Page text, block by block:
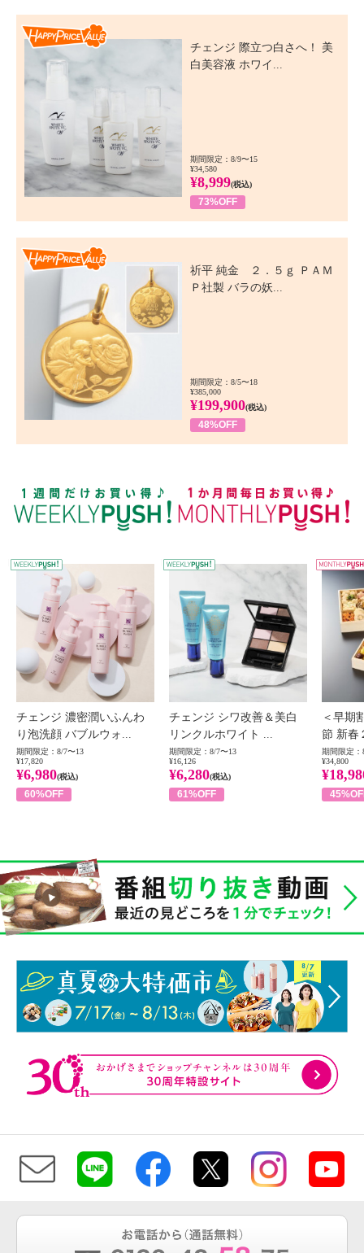
チェンジ 際立つ白さへ！ 美
白美容液 ホワイ...
期間限定：8/9〜15
¥34,580
¥8,999(税込)
73%OFF
祈平 純金 ２．５ｇ ＰＡＭ
Ｐ社製 バラの妖...
期間限定：8/5〜18
¥385,000
¥199,900(税込)
48%OFF
WEEKLY PUSH
チェンジ 濃密潤いふんわ
り泡洗顔 バブルウォ...
期間限定：8/7〜13
¥17,820
¥6,980(税込)
60%OFF
チェンジ シワ改善＆美白
リンクルホワイト ...
期間限定：8/7〜13
¥16,126
¥6,280(税込)
61%OFF
＜早期
節 新春
期間限定：
¥34,800